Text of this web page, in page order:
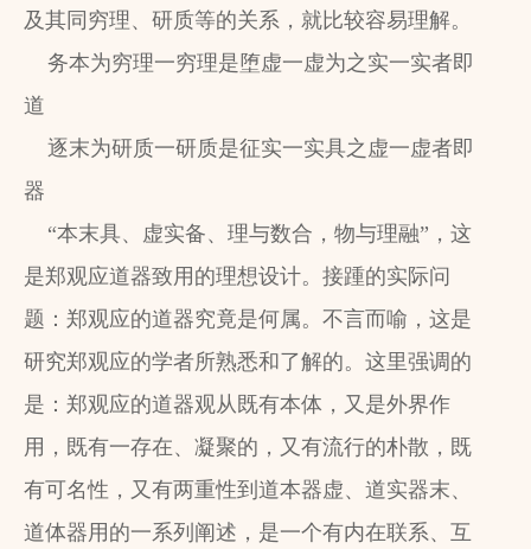
及其同穷理、研质等的关系，就比较容易理解。
务本为穷理一穷理是堕虚一虚为之实一实者即
道
逐末为研质一研质是征实一实具之虚一虚者即
器
“本末具、虚实备、理与数合，物与理融”，这
是郑观应道器致用的理想设计。接踵的实际问
题：郑观应的道器究竟是何属。不言而喻，这是
研究郑观应的学者所熟悉和了解的。这里强调的
是：郑观应的道器观从既有本体，又是外界作
用，既有一存在、凝聚的，又有流行的朴散，既
有可名性，又有两重性到道本器虚、道实器末、
道体器用的一系列阐述，是一个有内在联系、互